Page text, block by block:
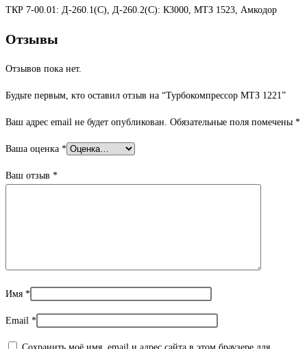
ТКР 7-00.01: Д-260.1(С), Д-260.2(С): К3000, МТЗ 1523, Амкодор
Отзывы
Отзывов пока нет.
Будьте первым, кто оставил отзыв на “Турбокомпрессор МТЗ 1221”
Ваш адрес email не будет опубликован. Обязательные поля помечены *
Ваша оценка *
Ваш отзыв *
Имя *
Email *